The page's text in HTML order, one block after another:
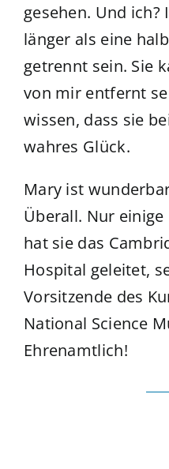
gesehen. Und
länger als eine
getrennt sein. Sie
von mir entfernt
wissen, dass sie
wahres Glück.
Mary ist
Überall. Nur einige
hat sie das
Hospital geleitet,
Vorsitzende des
National Science
Ehrenamtlich!